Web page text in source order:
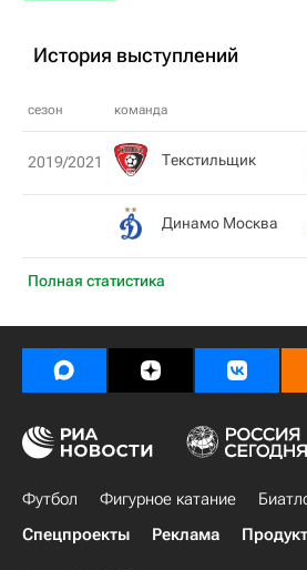
История выступлений
сезон команда
Полная статистика
2019/2021 Текстильщик
Динамо Москва
Футбол Фигурное катание
Спецпроекты
Реклама